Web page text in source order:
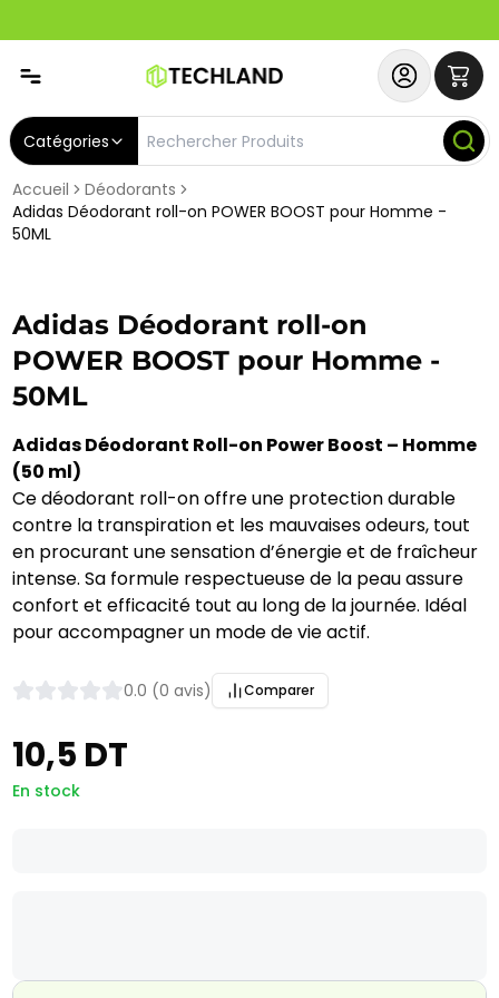
Catégories
Accueil
Déodorants
Adidas Déodorant roll-on POWER BOOST pour Homme -
50ML
Adidas Déodorant roll-on
POWER BOOST pour Homme -
50ML
Adidas Déodorant Roll-on Power Boost – Homme
(50 ml)
Ce déodorant roll-on offre une protection durable
contre la transpiration et les mauvaises odeurs, tout
en procurant une sensation d’énergie et de fraîcheur
intense. Sa formule respectueuse de la peau assure
confort et efficacité tout au long de la journée. Idéal
pour accompagner un mode de vie actif.
0.0 (0 avis) Comparer
10,5 DT
En stock